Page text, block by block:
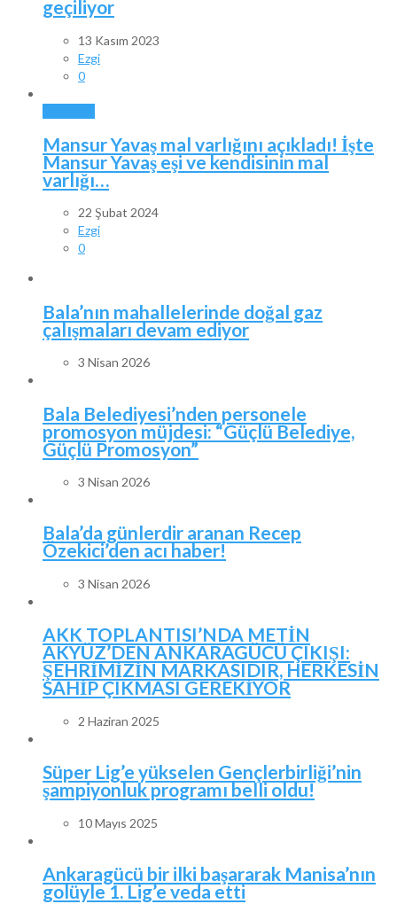
geçiliyor
13 Kasım 2023
Ezgi
0
Mansur Yavaş mal varlığını açıkladı! İşte
Mansur Yavaş eşi ve kendisinin mal
varlığı…
22 Şubat 2024
Ezgi
0
Bala’nın mahallelerinde doğal gaz
çalışmaları devam ediyor
3 Nisan 2026
Bala Belediyesi’nden personele
promosyon müjdesi: “Güçlü Belediye,
Güçlü Promosyon”
3 Nisan 2026
Bala’da günlerdir aranan Recep
Özekici’den acı haber!
3 Nisan 2026
AKK TOPLANTISI’NDA METİN
AKYÜZ’DEN ANKARAGÜCÜ ÇIKIŞI:
ŞEHRİMİZİN MARKASIDIR, HERKESİN
SAHİP ÇIKMASI GEREKİYOR
2 Haziran 2025
Süper Lig’e yükselen Gençlerbirliği’nin
şampiyonluk programı belli oldu!
10 Mayıs 2025
Ankaragücü bir ilki başararak Manisa’nın
golüyle 1. Lig’e veda etti